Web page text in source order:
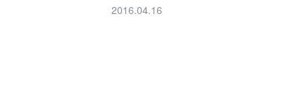
2016.04.16